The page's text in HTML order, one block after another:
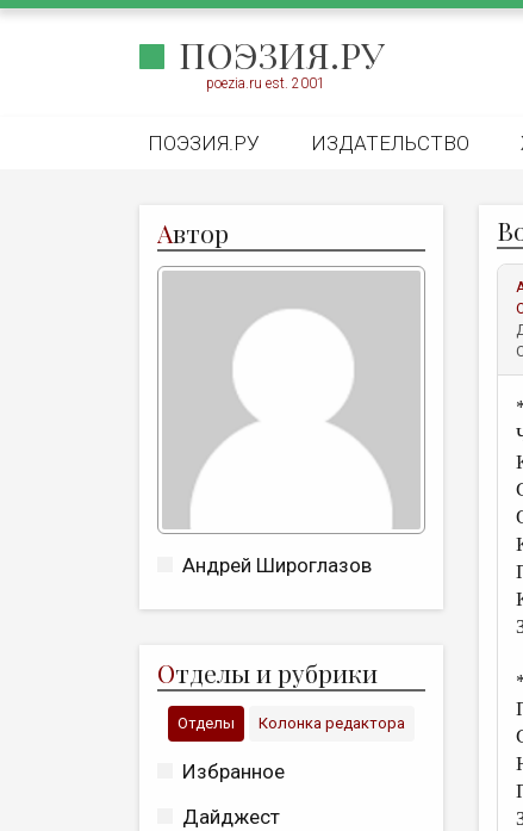
ПОЭЗИЯ.РУ
poezia.ru est. 2001
ПОЭЗИЯ.РУ ИЗДАТЕЛЬСТВО
Автор
Андрей Широглазов
Отделы и рубрики
Отделы Колонка редактора
Избранное
Дайджест